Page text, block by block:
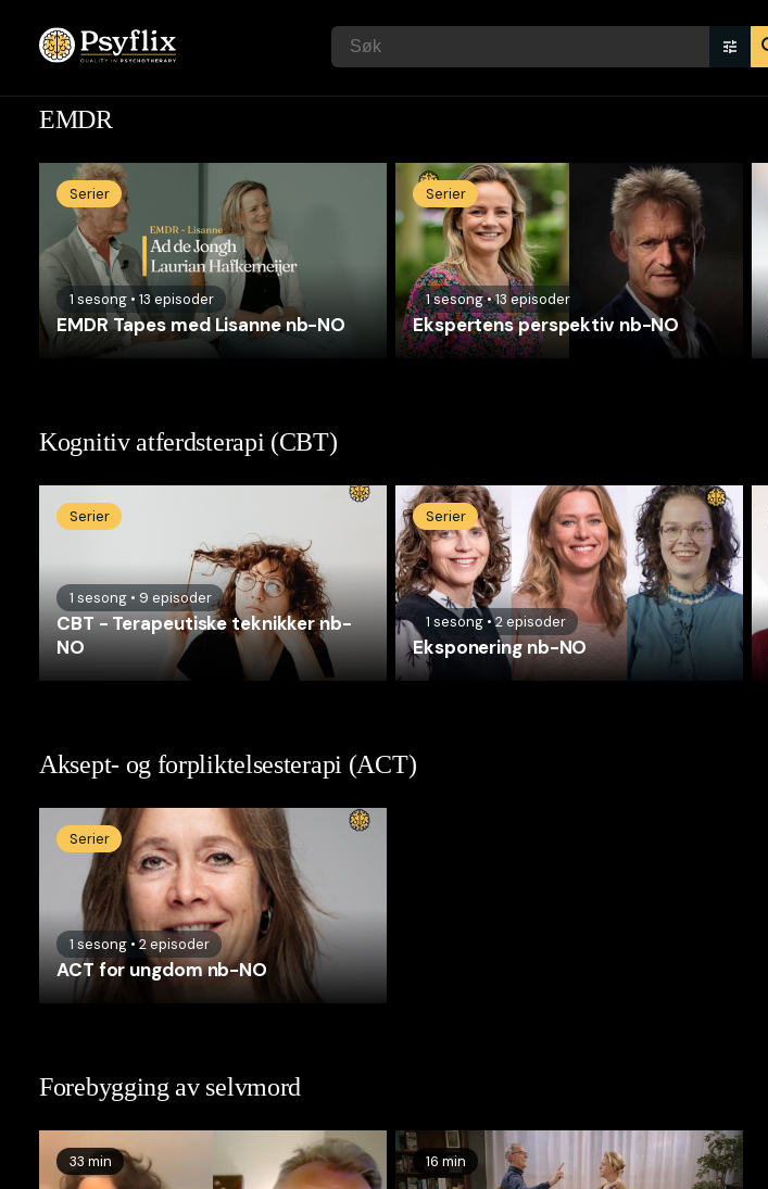
EMDR
Serier
1 sesong• 13 episoder
EMDR Tapes med Lisanne nb-NO
Serier
1sesong•13 episoder
Ekspertens perspektiv nb-NO
Kognitiv atferdsterapi (CBT)
Serier
1 sesong• 9 episoder
CBT - Terapeutiske teknikker nb-
NO
Serier
1 sesong•2episoder
Eksponering nb-NO
Aksept- og forpliktelsesterapi (ACT)
Serier
1 sesong• 2episoder
ACT for ungdom nb-NO
Forebygging av selvmord
33 min 16 min